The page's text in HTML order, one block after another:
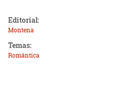
Editorial:
Montena
Temas:
Romántica